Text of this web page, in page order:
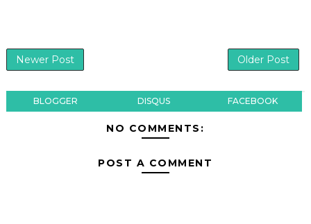
Newer Post Older Post
BLOGGER DISQUS FACEBOOK
NO COMMENTS:
POST A COMMENT